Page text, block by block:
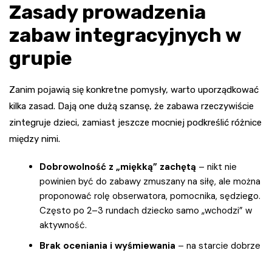
Zasady prowadzenia
zabaw integracyjnych w
grupie
Zanim pojawią się konkretne pomysły, warto uporządkować
kilka zasad. Dają one dużą szansę, że zabawa rzeczywiście
zintegruje dzieci, zamiast jeszcze mocniej podkreślić różnice
między nimi.
Dobrowolność z „miękką” zachętą – nikt nie
powinien być do zabawy zmuszany na siłę, ale można
proponować rolę obserwatora, pomocnika, sędziego.
Często po 2–3 rundach dziecko samo „wchodzi” w
aktywność.
Brak oceniania i wyśmiewania – na starcie dobrze